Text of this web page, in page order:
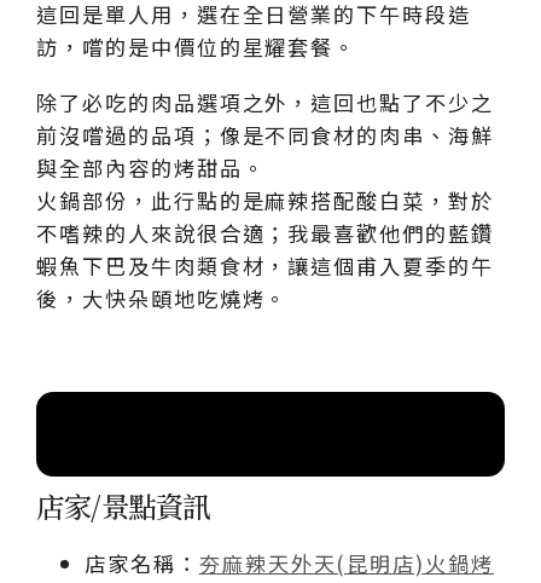
這回是單人用，選在全日營業的下午時段造
訪，嚐的是中價位的星耀套餐。
除了必吃的肉品選項之外，這回也點了不少之
前沒嚐過的品項；像是不同食材的肉串、海鮮
與全部內容的烤甜品。
火鍋部份，此行點的是麻辣搭配酸白菜，對於
不嗜辣的人來說很合適；我最喜歡他們的藍鑽
蝦魚下巴及牛肉類食材，讓這個甫入夏季的午
後，大快朵頤地吃燒烤。
店家/景點資訊
店家名稱： 夯麻辣天外天(昆明店)火鍋烤